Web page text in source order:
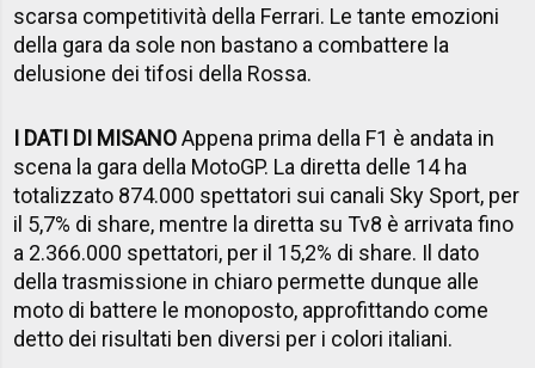
scarsa competitività della Ferrari. Le tante emozioni
della gara da sole non bastano a combattere la
delusione dei tifosi della Rossa.
I DATI DI MISANOAppena prima della F1 è andata in
scena la gara della MotoGP. La diretta delle 14 ha
totalizzato 874.000 spettatori sui canali Sky Sport, per
il 5,7% di share, mentre la diretta su Tv8 è arrivata fino
a 2.366.000 spettatori, per il 15,2% di share. Il dato
della trasmissione in chiaro permette dunque alle
moto di battere le monoposto, approfittando come
detto dei risultati ben diversi per i colori italiani.